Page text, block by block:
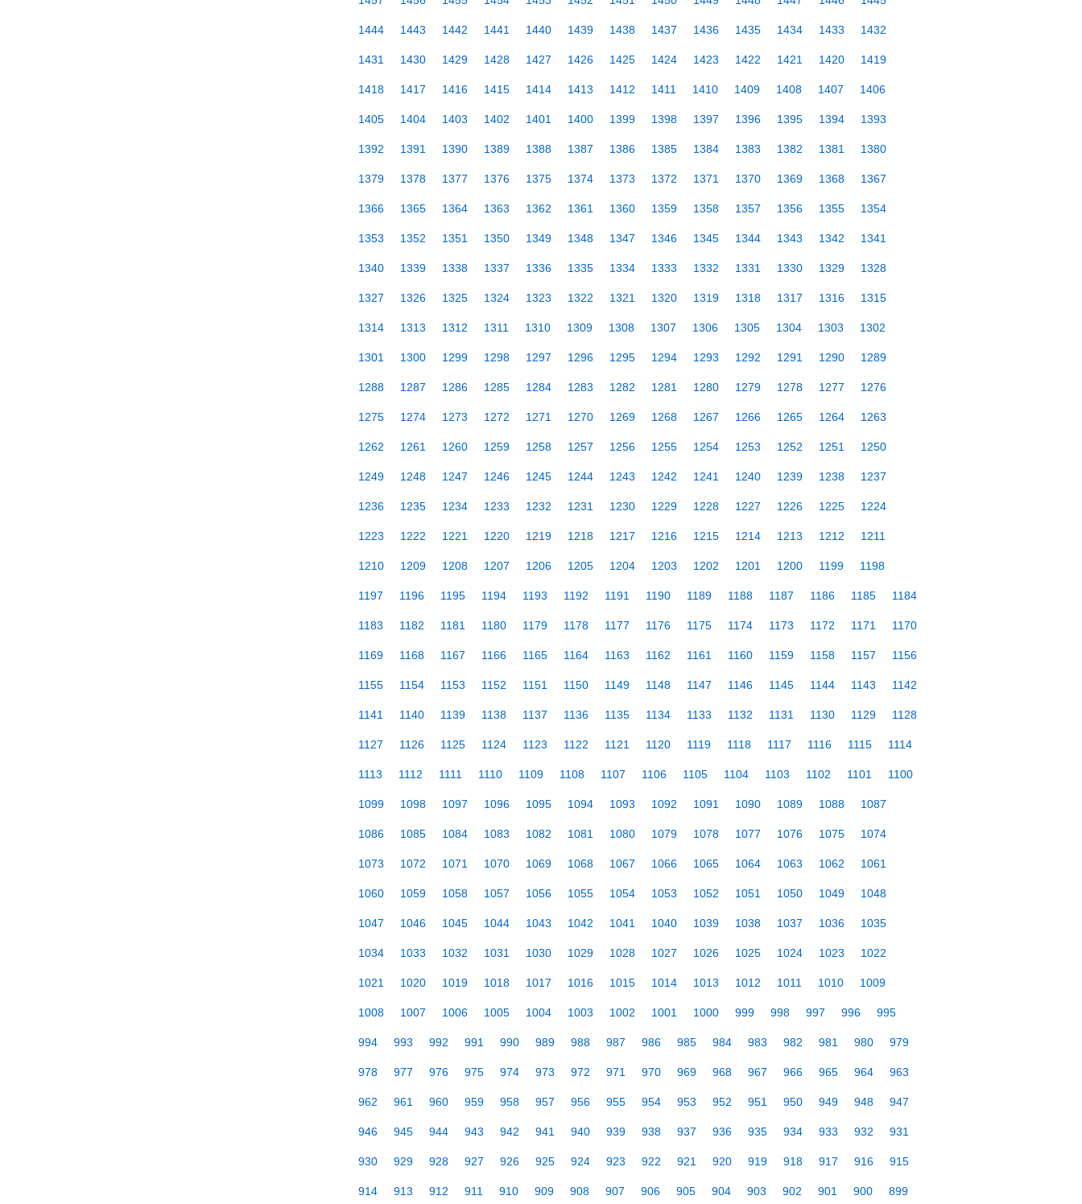
1444 1443 1442 1441 1440 1439 1438 1437 1436 1435 1434 1433 1432
1431 1430 1429 1428 1427 1426 1425 1424 1423 1422 1421 1420 1419
1418 1417 1416 1415 1414 1413 1412 1411 1410 1409 1408 1407 1406
1405 1404 1403 1402 1401 1400 1399 1398 1397 1396 1395 1394 1393
1392 1391 1390 1389 1388 1387 1386 1385 1384 1383 1382 1381 1380
1379 1378 1377 1376 1375 1374 1373 1372 1371 1370 1369 1368 1367
1366 1365 1364 1363 1362 1361 1360 1359 1358 1357 1356 1355 1354
1353 1352 1351 1350 1349 1348 1347 1346 1345 1344 1343 1342 1341
1340 1339 1338 1337 1336 1335 1334 1333 1332 1331 1330 1329 1328
1327 1326 1325 1324 1323 1322 1321 1320 1319 1318 1317 1316 1315
1314 1313 1312 1311 1310 1309 1308 1307 1306 1305 1304 1303 1302
1301 1300 1299 1298 1297 1296 1295 1294 1293 1292 1291 1290 1289
1288 1287 1286 1285 1284 1283 1282 1281 1280 1279 1278 1277 1276
1275 1274 1273 1272 1271 1270 1269 1268 1267 1266 1265 1264 1263
1262 1261 1260 1259 1258 1257 1256 1255 1254 1253 1252 1251 1250
1249 1248 1247 1246 1245 1244 1243 1242 1241 1240 1239 1238 1237
1236 1235 1234 1233 1232 1231 1230 1229 1228 1227 1226 1225 1224
1223 1222 1221 1220 1219 1218 1217 1216 1215 1214 1213 1212 1211
1210 1209 1208 1207 1206 1205 1204 1203 1202 1201 1200 1199 1198
1197 1196 1195 1194 1193 1192 1191 1190 1189 1188 1187 1186 1185 1184
1183 1182 1181 1180 1179 1178 1177 1176 1175 1174 1173 1172 1171 1170
1169 1168 1167 1166 1165 1164 1163 1162 1161 1160 1159 1158 1157 1156
1155 1154 1153 1152 1151 1150 1149 1148 1147 1146 1145 1144 1143 1142
1141 1140 1139 1138 1137 1136 1135 1134 1133 1132 1131 1130 1129 1128
1127 1126 1125 1124 1123 1122 1121 1120 1119 1118 1117 1116 1115 1114
1113 1112 1111 1110 1109 1108 1107 1106 1105 1104 1103 1102 1101 1100
1099 1098 1097 1096 1095 1094 1093 1092 1091 1090 1089 1088 1087
1086 1085 1084 1083 1082 1081 1080 1079 1078 1077 1076 1075 1074
1073 1072 1071 1070 1069 1068 1067 1066 1065 1064 1063 1062 1061
1060 1059 1058 1057 1056 1055 1054 1053 1052 1051 1050 1049 1048
1047 1046 1045 1044 1043 1042 1041 1040 1039 1038 1037 1036 1035
1034 1033 1032 1031 1030 1029 1028 1027 1026 1025 1024 1023 1022
1021 1020 1019 1018 1017 1016 1015 1014 1013 1012 1011 1010 1009
1008 1007 1006 1005 1004 1003 1002 1001 1000 999 998 997 996 995
994 993 992 991 990 989 988 987 986 985 984 983 982 981 980 979
978 977 976 975 974 973 972 971 970 969 968 967 966 965 964 963
962 961 960 959 958 957 956 955 954 953 952 951 950 949 948 947
946 945 944 943 942 941 940 939 938 937 936 935 934 933 932 931
930 929 928 927 926 925 924 923 922 921 920 919 918 917 916 915
914 913 912 911 910 909 908 907 906 905 904 903 902 901 900 899